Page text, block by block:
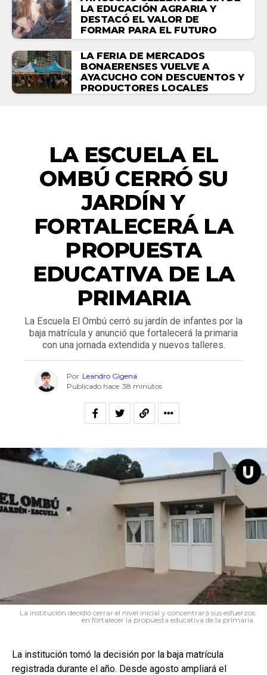
LA EDUCACIÓN AGRARIA Y
DESTACÓ EL VALOR DE
FORMAR PARA EL FUTURO
LA FERIA DE MERCADOS
BONAERENSES VUELVE A
AYACUCHO CON DESCUENTOS Y
PRODUCTORES LOCALES
LA ESCUELA EL
OMBÚ CERRÓ SU
JARDÍN Y
FORTALECERÁ LA
PROPUESTA
EDUCATIVA DE LA
PRIMARIA
La Escuela El Ombú cerró su jardín de infantes por la
baja matrícula y anunció que fortalecerá la primaria
con una jornada extendida y nuevos talleres.
Por Leandro Gigena
Publicado hace 38 minutos
La institución decidió cerrar el nivel inicial y concentrará sus esfuerzos
en fortalecer la propuesta educativa de la primaria.
La institución tomó la decisión por la baja matrícula
registrada durante el año. Desde agosto ampliará el